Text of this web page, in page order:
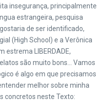
insegurança, principalmente
estrangeira, pesquisa
de ser identificado,
(High School) e a Verônica
estrema LIBERDADE,
são muito bons… Vamos
é algo em que precisamos
melhor sobre minha
concretos neste Texto: